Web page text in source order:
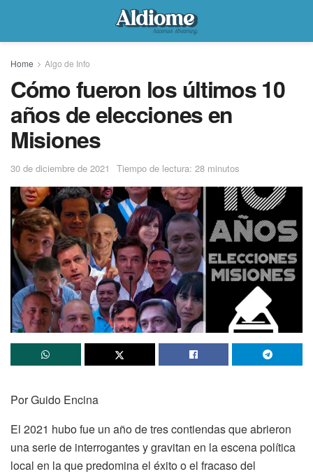
Home Algo de Info
Cómo fueron los últimos 10
años de elecciones en
Misiones
30 de diciembre de 2021 Tiempo de lectura: 28 minutos
Por Guido Encina
El 2021 hubo fue un año de tres contiendas que abrieron
una serie de interrogantes y gravitan en la escena política
local en la que predomina el éxito o el fracaso del